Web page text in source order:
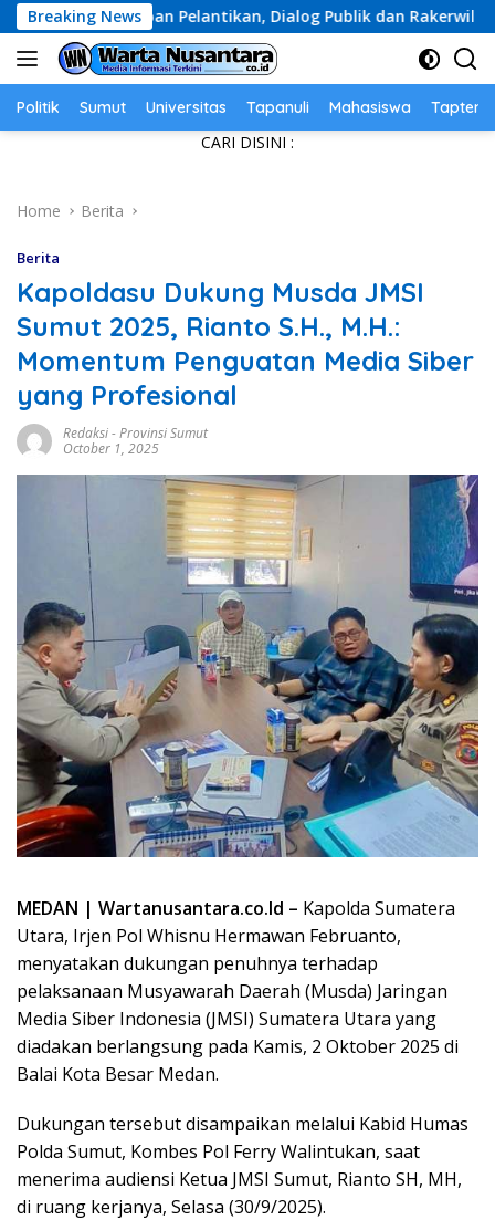
Skip
to
content
Breaking News
Pelantikan, Dialog Publik dan Rakerwil Diduga
Politik Sumut Universitas Tapanuli Mahasiswa Tapteng
CARI DISINI :
Home Berita
Berita
Kapoldasu Dukung Musda JMSI
Sumut 2025, Rianto S.H., M.H.:
Momentum Penguatan Media Siber
yang Profesional
Redaksi-Provinsi Sumut
October 1, 2025
MEDAN | Wartanusantara.co.Id – Kapolda Sumatera
Utara, Irjen Pol Whisnu Hermawan Februanto,
menyatakan dukungan penuhnya terhadap
pelaksanaan Musyawarah Daerah (Musda) Jaringan
Media Siber Indonesia (JMSI) Sumatera Utara yang
diadakan berlangsung pada Kamis, 2 Oktober 2025 di
Balai Kota Besar Medan.
Dukungan tersebut disampaikan melalui Kabid Humas
Polda Sumut, Kombes Pol Ferry Walintukan, saat
menerima audiensi Ketua JMSI Sumut, Rianto SH, MH,
di ruang kerjanya, Selasa (30/9/2025).